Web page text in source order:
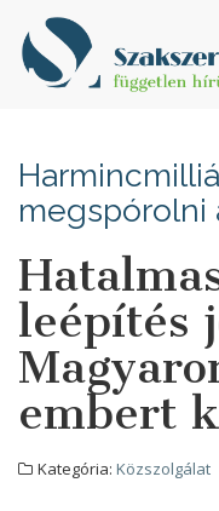
megspórolni
leépítés
embert
Kategória: Közszolgálat